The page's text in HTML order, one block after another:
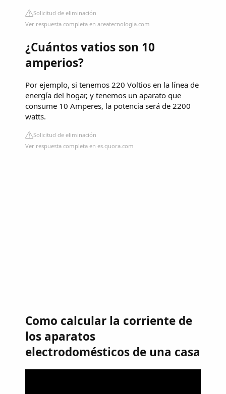
Solicitud de eliminación
Ver respuesta completa en areatecnologia.com
¿Cuántos vatios son 10
amperios?
Por ejemplo, si tenemos 220 Voltios en la línea de
energía del hogar, y tenemos un aparato que
consume 10 Amperes, la potencia será de 2200
watts.
Solicitud de eliminación
Ver respuesta completa en es.quora.com
Como calcular la corriente de
los aparatos
electrodomésticos de una casa